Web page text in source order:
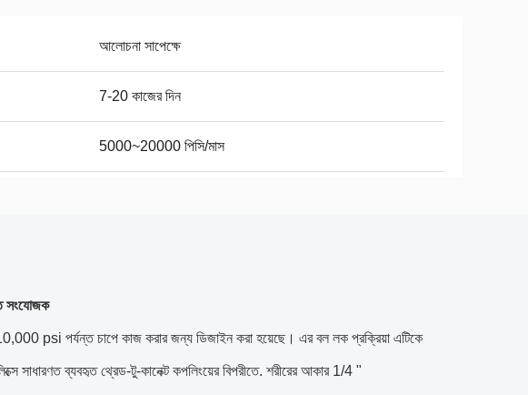
আলোচনা সাপেক্ষে
7-20 কাজের দিন
5000~20000 পিসি/মাস
সংযোজক
psi পর্যন্ত চাপে কাজ করার জন্য ডিজাইন করা হয়েছে। এর বল লক প্রক্রিয়া এটিকে
সাধারণত ব্যবহৃত থ্রেড-টু-কানেক্ট কপলিংয়ের বিপরীতে. শরীরের আকার 1/4 "